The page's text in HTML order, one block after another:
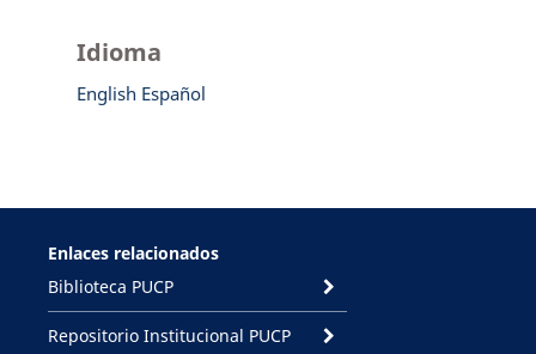
Idioma
English Español
Enlaces relacionados
Biblioteca PUCP
Repositorio Institucional PUCP